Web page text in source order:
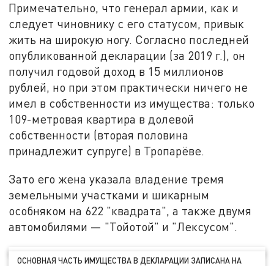
Примечательно, что генерал армии, как и
следует чиновнику с его статусом, привык
жить на широкую ногу. Согласно последней
опубликованной декларации (за 2019 г.), он
получил годовой доход в 15 миллионов
рублей, но при этом практически ничего не
имел в собственности из имущества: только
109-метровая квартира в долевой
собственности (вторая половина
принадлежит супруге) в Тропарёве.
Зато его жена указала владение тремя
земельными участками и шикарным
особняком на 622 "квадрата", а также двумя
автомобилями — "Тойотой" и "Лексусом".
ОСНОВНАЯ ЧАСТЬ ИМУЩЕСТВА В ДЕКЛАРАЦИИ ЗАПИСАНА НА